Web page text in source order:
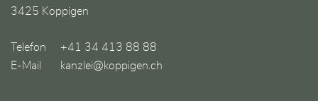
3425 Koppigen
Telefon
+41 34 413 88 88
E-Mail
kanzlei@koppigen.ch